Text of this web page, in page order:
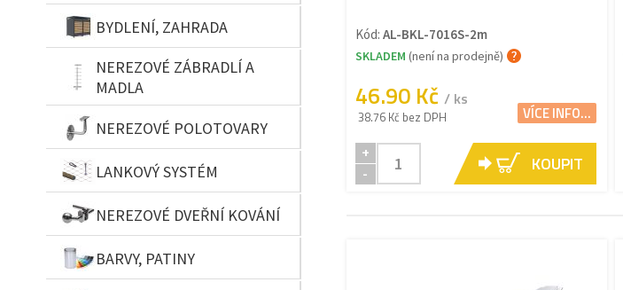
BYDLENÍ, ZAHRADA
NEREZOVÉ ZÁBRADLÍ A
MADLA
NEREZOVÉ POLOTOVARY
LANKOVÝ SYSTÉM
NEREZOVÉ DVEŘNÍ KOVÁNÍ
BARVY, PATINY
Kód: AL-BKL-7016S-2m
SKLADEM (není na prodejně)
46.90 Kč / ks
38.76 Kč bez DPH VÍCE INFO...
+
-
KOUPIT